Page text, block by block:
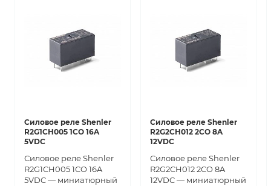
Силовое реле Shenler
R2G1CH005 1CO 16A
5VDC
Силовое реле Shenler
R2G1CH005 1CO 16A
5VDC — миниатюрный
Силовое реле Shenler
R2G2CH012 2CO 8A
12VDC
Силовое реле Shenler
R2G2CH012 2CO 8A
12VDC — миниатюрный